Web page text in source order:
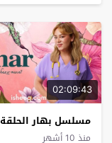
02:09:43
مسلسل بهار الحلقة 52
منذ 10 أشهر